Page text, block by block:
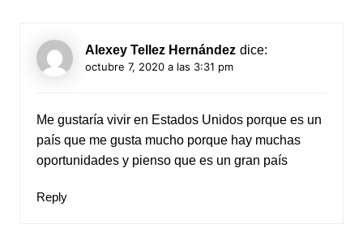
Alexey Tellez Hernández dice:
octubre 7, 2020 a las 3:31 pm
Me gustaría vivir en Estados Unidos porque es un
país que me gusta mucho porque hay muchas
oportunidades y pienso que es un gran país
Reply